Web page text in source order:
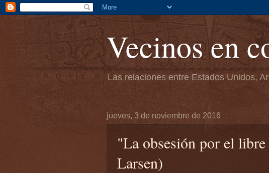
Vecinos en
Las relaciones entre Estados Unidos,
jueves, 3 de noviembre de 2016
"La obsesión por el
Larsen)